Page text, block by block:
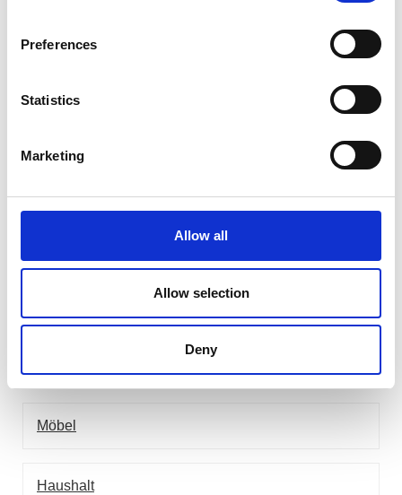
Preferences
Statistics
Marketing
Allow all
Allow selection
Deny
Möbel
Haushalt